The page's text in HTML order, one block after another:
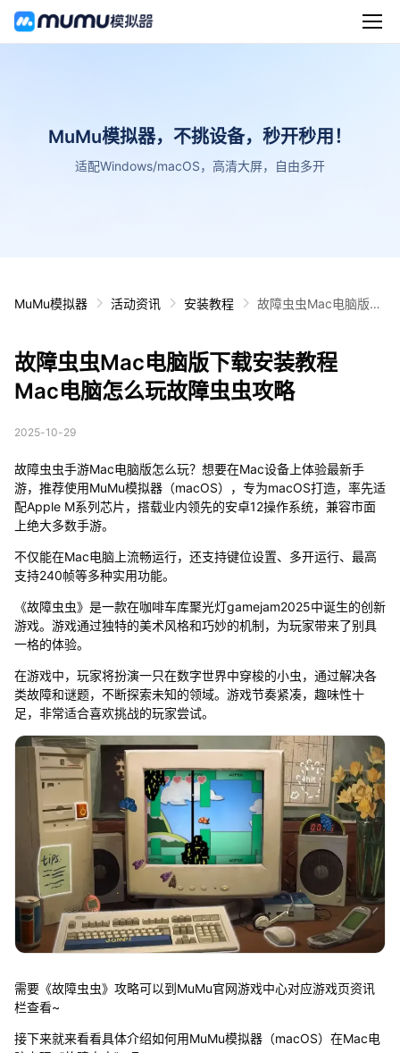
MuMu模拟器，不挑设备，秒开秒用！
适配Windows/macOS，高清大屏，自由多开
MuMu模拟器 活动资讯 安装教程
故障虫虫Mac电脑版下
故障虫虫Mac电脑版下载安装教程
Mac电脑怎么玩故障虫虫攻略
2025-10-29
故障虫虫手游Mac电脑版怎么玩？想要在Mac设备上体验最新手
游，推荐使用MuMu模拟器（macOS），专为macOS打造，率先适
配Apple M系列芯片，搭载业内领先的安卓12操作系统，兼容市面
上绝大多数手游。
不仅能在Mac电脑上流畅运行，还支持键位设置、多开运行、最高
支持240帧等多种实用功能。
《故障虫虫》是一款在咖啡车库聚光灯gamejam2025中诞生的创新
游戏。游戏通过独特的美术风格和巧妙的机制，为玩家带来了别具
一格的体验。
在游戏中，玩家将扮演一只在数字世界中穿梭的小虫，通过解决各
类故障和谜题，不断探索未知的领域。游戏节奏紧凑，趣味性十
足，非常适合喜欢挑战的玩家尝试。
需要《故障虫虫》攻略可以到MuMu官网游戏中心对应游戏页资讯
栏查看~
接下来就来看看具体介绍如何用MuMu模拟器（macOS）在Mac电